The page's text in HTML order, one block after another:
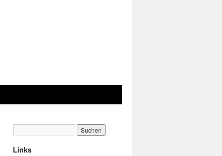
Links